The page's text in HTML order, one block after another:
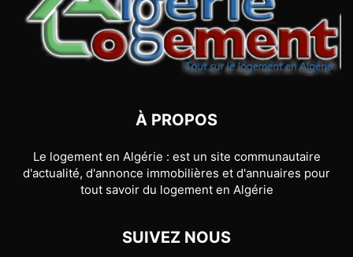
À PROPOS
Le logement en Algérie : est un site communautaire
d'actualité, d'annonce immobilières et d'annuaires pour
tout savoir du logement en Algérie
SUIVEZ NOUS